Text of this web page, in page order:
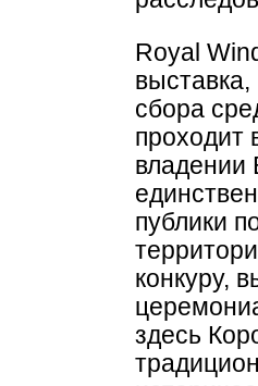
Royal
сбора
проходит
владении
публики
конкуру,
здесь